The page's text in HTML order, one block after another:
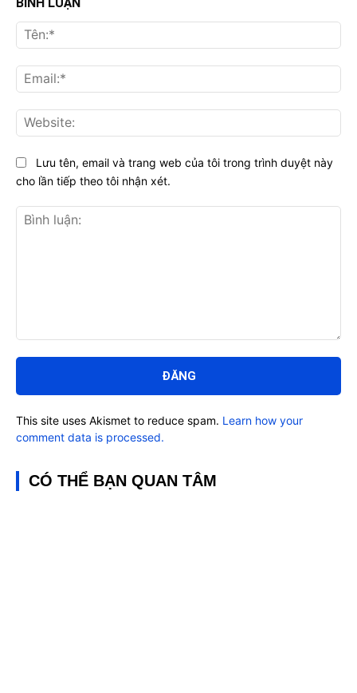
luận:
Lưu tên, email và trang web của tôi trong trình duyệt này
cho lần tiếp theo tôi nhận xét.
This site uses Akismet to reduce spam. Learn how your
comment data is processed.
CÓ THỂ BẠN QUAN TÂM